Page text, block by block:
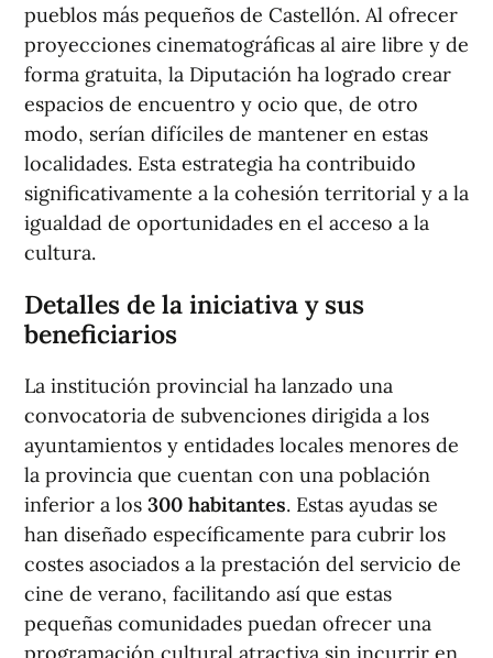
pueblos más pequeños de Castellón. Al ofrecer
proyecciones cinematográficas al aire libre y de
forma gratuita, la Diputación ha logrado crear
espacios de encuentro y ocio que, de otro
modo, serían difíciles de mantener en estas
localidades. Esta estrategia ha contribuido
significativamente a la cohesión territorial y a la
igualdad de oportunidades en el acceso a la
cultura.
Detalles de la iniciativa y sus
beneficiarios
La institución provincial ha lanzado una
convocatoria de subvenciones dirigida a los
ayuntamientos y entidades locales menores de
la provincia que cuentan con una población
inferior a los 300 habitantes. Estas ayudas se
han diseñado específicamente para cubrir los
costes asociados a la prestación del servicio de
cine de verano, facilitando así que estas
pequeñas comunidades puedan ofrecer una